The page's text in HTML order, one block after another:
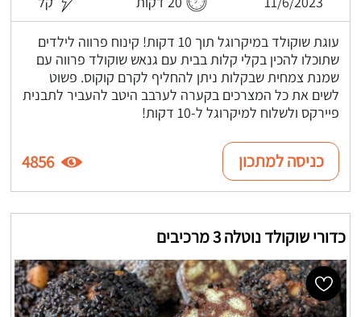
עוגת שוקולד במיקרוגל תוך 10 דקות! קינוח פרווה לילדים
שתוכלו להכין בקלי קלות בבית עם גנאש שוקולד פרווה עם
שמנת צמחית שבקלות ניתן להחליף לקרם קוקוס. פשוט
לשים את כל המצרכים בקערה לערבב היטב להעביר לתבנית
פיירקס ולשלוח למיקרוגל ל-10 דקות!
כניסה למתכון 4856
כדורי שוקולד נוטלה 3 מרכיבים